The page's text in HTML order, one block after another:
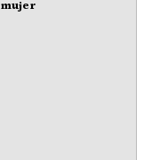
mujer